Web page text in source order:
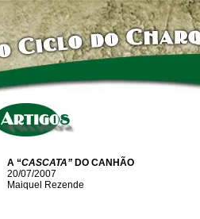
A “CASCATA” DO CANHÃO
20/07/2007
Maiquel Rezende